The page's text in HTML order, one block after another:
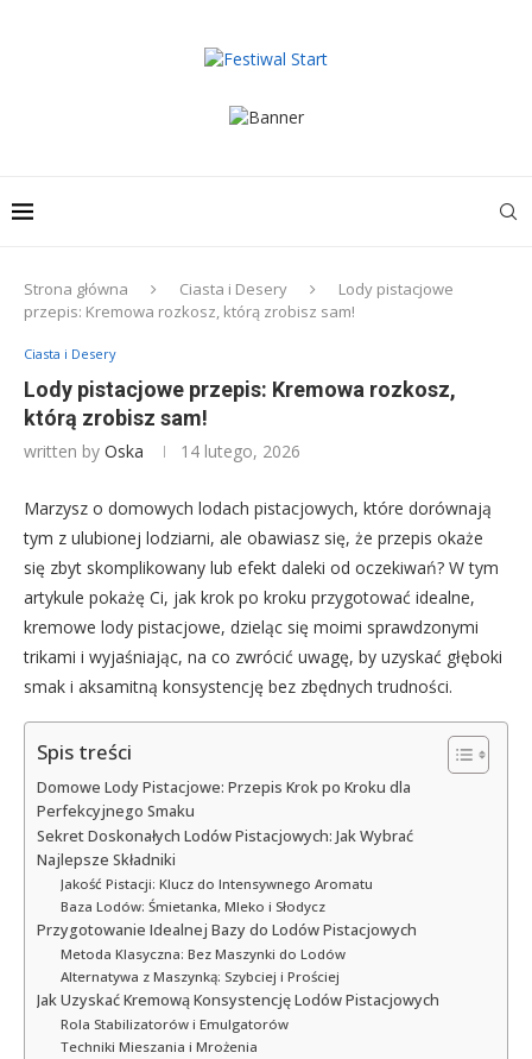
Strona główna Ciasta i Desery
Lody pistacjowe
przepis: Kremowa rozkosz, którą zrobisz sam!
Ciasta i Desery
Lody pistacjowe przepis: Kremowa rozkosz,
którą zrobisz sam!
written by Oska 14 lutego, 2026
Marzysz o domowych lodach pistacjowych, które dorównają
tym z ulubionej lodziarni, ale obawiasz się, że przepis okaże
się zbyt skomplikowany lub efekt daleki od oczekiwań? W tym
artykule pokażę Ci, jak krok po kroku przygotować idealne,
kremowe lody pistacjowe, dzieląc się moimi sprawdzonymi
trikami i wyjaśniając, na co zwrócić uwagę, by uzyskać głęboki
smak i aksamitną konsystencję bez zbędnych trudności.
Spis treści
Domowe Lody Pistacjowe: Przepis Krok po Kroku dla
Perfekcyjnego Smaku
Sekret Doskonałych Lodów Pistacjowych: Jak Wybrać
Najlepsze Składniki
Jakość Pistacji: Klucz do Intensywnego Aromatu
Baza Lodów: Śmietanka, Mleko i Słodycz
Przygotowanie Idealnej Bazy do Lodów Pistacjowych
Metoda Klasyczna: Bez Maszynki do Lodów
Alternatywa z Maszynką: Szybciej i Prościej
Jak Uzyskać Kremową Konsystencję Lodów Pistacjowych
Rola Stabilizatorów i Emulgatorów
Techniki Mieszania i Mrożenia